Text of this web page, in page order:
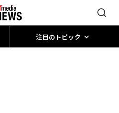
注目のトピック